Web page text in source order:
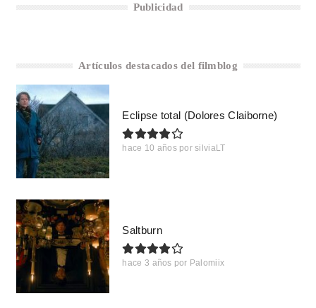
Publicidad
Artículos destacados del filmblog
Eclipse total (Dolores Claiborne)
hace 10 años por silviaLT
Saltburn
hace 3 años por Palomiix